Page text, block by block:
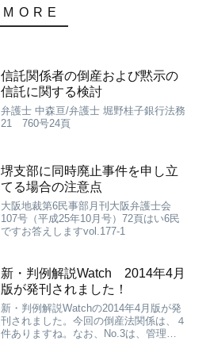
信託関係者の倒産および黙示の
信託に関する検討
弁護士 中森亘/弁護士 堀野桂子銀行法務
21 760号24頁
堺支部に同時廃止事件を申し立
てる場合の注意点
大阪地裁第6民事部月刊大阪弁護士会
107号（平成25年10月号）72頁はい6民
ですお答えしますvol.177-1
新・判例解説Watch 2014年4月
版が発刊されました！
新・判例解説Watchの2014年4月版が発
刊されました。今回の倒産法関係は、４
件ありますね。なお、No.3は、管理型